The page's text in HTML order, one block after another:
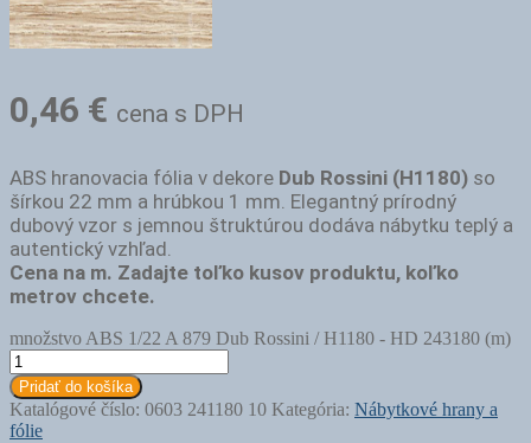
0,46 € cena s DPH
ABS hranovacia fólia v dekore Dub Rossini (H1180) so
šírkou 22 mm a hrúbkou 1 mm. Elegantný prírodný
dubový vzor s jemnou štruktúrou dodáva nábytku teplý a
autentický vzhľad.
Cena na m. Zadajte toľko kusov produktu, koľko
metrov chcete.
množstvo ABS 1/22 A 879 Dub Rossini / H1180 - HD 243180 (m)
Pridať do košíka
Katalógové číslo: 0603 241180 10 Kategória: Nábytkové hrany a
fólie